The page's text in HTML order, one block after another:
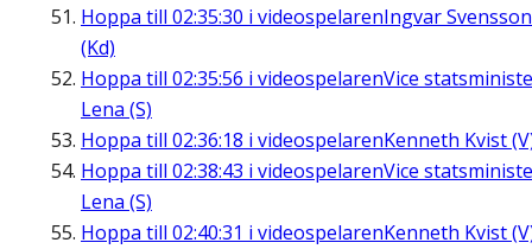
Hoppa till 02:35:30 i videospelarenIngvar Svensson
(Kd)
Hoppa till 02:35:56 i videospelarenVice
Lena (S)
Hoppa till 02:36:18 i videospelarenKenneth Kvist
Hoppa till 02:38:43 i videospelarenVice
Lena (S)
Hoppa till 02:40:31 i videospelarenKenneth Kvist